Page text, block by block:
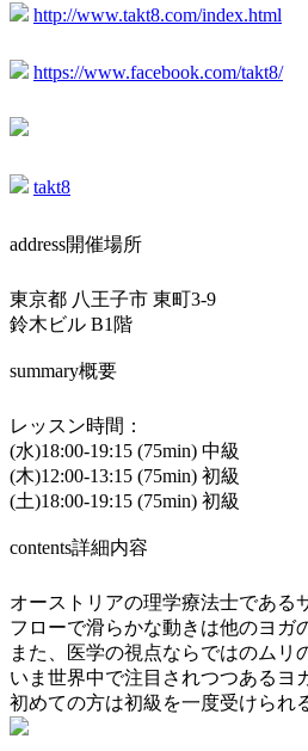
http://www.takt8.com/index.html
https://www.facebook.com/takt8/
takt8
address開催場所
東京都 八王子市 東町3-9
鈴木ビル B1階
summary概要
レッスン時間：
(水)18:00-19:15 (75min) 中級
(木)12:00-13:15 (75min) 初級
(土)18:00-19:15 (75min) 初級
contents詳細内容
オーストリアの理学療法士である
フローで滑らかな動きは他のヨガ
また、医学の視点ならではのムリ
いま世界中で注目されつつあるヨ
初めての方は初級を一度受けられ